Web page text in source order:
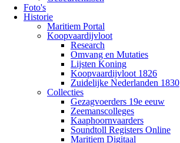
Foto's
Historie
Maritiem Portal
Koopvaardijvloot
Research
Omvang en Mutaties
Lijsten Koning
Koopvaardijvloot 1826
Zuidelijke Nederlanden 1830
Collecties
Gezagvoerders 19e eeuw
Zeemanscolleges
Kaaphoornvaarders
Soundtoll Registers Online
Maritiem Digitaal